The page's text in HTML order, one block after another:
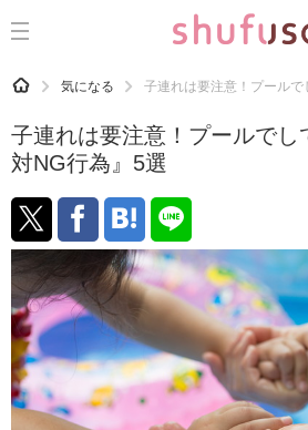
CATEGORY 記事カテゴリ
運気
洗濯
生活の知恵
お金
掃除
マナー
趣味
HOME 気になる 子連れは要注意！プール
子連れは要注意！プールでし
対NG行為』5選